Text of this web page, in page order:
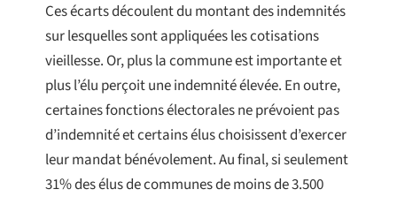
Ces écarts découlent du montant des indemnités
sur lesquelles sont appliquées les cotisations
vieillesse. Or, plus la commune est importante et
plus l’élu perçoit une indemnité élevée. En outre,
certaines fonctions électorales ne prévoient pas
d’indemnité et certains élus choisissent d’exercer
leur mandat bénévolement. Au final, si seulement
31% des élus de communes de moins de 3.500